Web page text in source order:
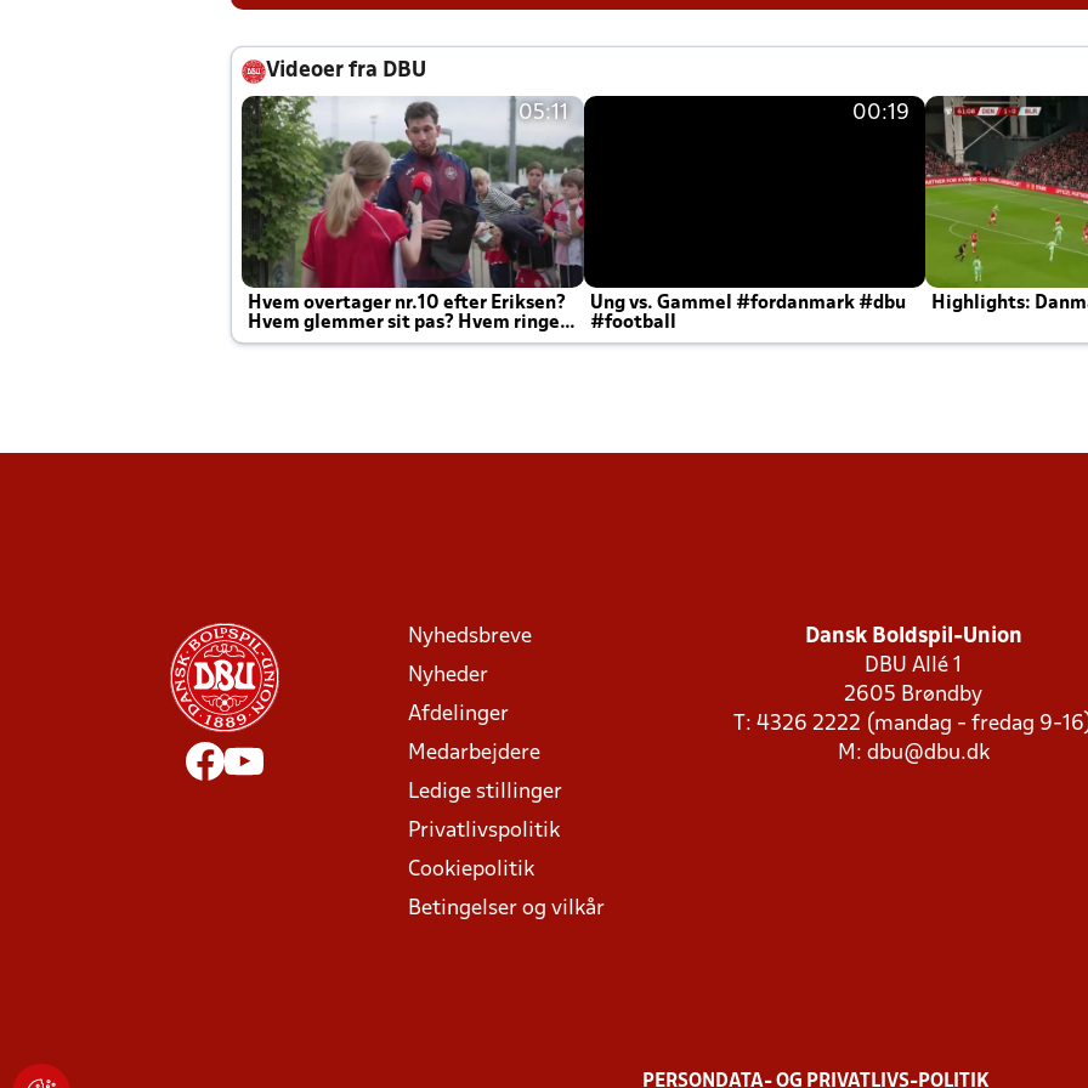
Videoer fra DBU
05:11
Hvem overtager nr.10 efter Eriksen?
Hvem glemmer sit pas? Hvem ringer
Joachim altid til efter kampe?
00:19
Ung vs. Gammel #fordanmark #dbu
#football
Highlights:
Nyhedsbreve
Nyheder
Afdelinger
Medarbejdere
Ledige stillinger
Privatlivspolitik
Cookiepolitik
Betingelser og vilkår
Dansk Boldspil-Union
DBU Allé 1
2605 Brøndby
T: 4326 2222 (mandag - fredag 9-
M: dbu@dbu.dk
PERSONDATA- OG PRIVATLIVS-POLITIK